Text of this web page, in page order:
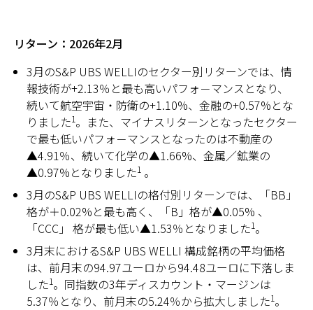
リターン：2026年2月
3月のS&P UBS WELLIのセクター別リターンでは、情
報技術が+2.13％と最も高いパフォ－マンスとなり、
続いて航空宇宙・防衛の+1.10%、金融の+0.57%とな
りました1。また、マイナスリターンとなったセクター
で最も低いパフォ－マンスとなったのは不動産の
▲4.91％、続いて化学の▲1.66%、金属／鉱業の
▲0.97%となりました1 。
3月のS&P UBS WELLIの格付別リターンでは、「BB」
格が＋0.02%と最も高く、「B」格が▲0.05% 、
「CCC」 格が最も低い▲1.53％となりました1。
3月末におけるS&P UBS WELLI 構成銘柄の平均価格
は、前月末の94.97ユーロから94.48ユーロに下落しま
した1。同指数の3年ディスカウント・マージンは
5.37％となり、前月末の5.24％から拡大しました1。